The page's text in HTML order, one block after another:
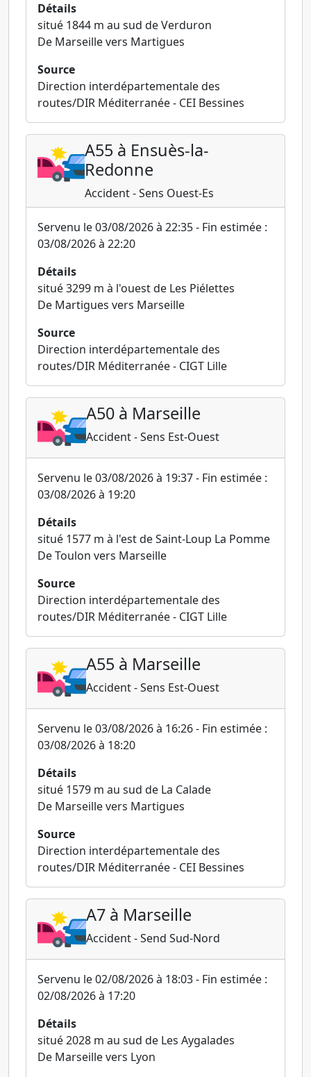
Détails
situé 1844 m au sud de Verduron
De Marseille vers Martigues
Source
Direction interdépartementale des
routes/DIR Méditerranée - CEI Bessines
A55 à Ensuès-la-
Redonne
Accident - Sens Ouest-Es
Servenu le 03/08/2026 à 22:35 - Fin estimée :
03/08/2026 à 22:20
Détails
situé 3299 m à l'ouest de Les Piélettes
De Martigues vers Marseille
Source
Direction interdépartementale des
routes/DIR Méditerranée - CIGT Lille
A50 à Marseille
Accident - Sens Est-Ouest
Servenu le 03/08/2026 à 19:37 - Fin estimée :
03/08/2026 à 19:20
Détails
situé 1577 m à l'est de Saint-Loup La Pomme
De Toulon vers Marseille
Source
Direction interdépartementale des
routes/DIR Méditerranée - CIGT Lille
A55 à Marseille
Accident - Sens Est-Ouest
Servenu le 03/08/2026 à 16:26 - Fin estimée :
03/08/2026 à 18:20
Détails
situé 1579 m au sud de La Calade
De Marseille vers Martigues
Source
Direction interdépartementale des
routes/DIR Méditerranée - CEI Bessines
A7 à Marseille
Accident - Send Sud-Nord
Servenu le 02/08/2026 à 18:03 - Fin estimée :
02/08/2026 à 17:20
Détails
situé 2028 m au sud de Les Aygalades
De Marseille vers Lyon